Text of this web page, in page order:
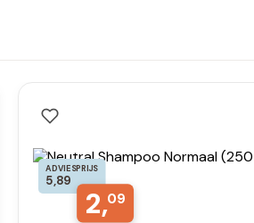
ADVIESPRIJS
5,89
2,09